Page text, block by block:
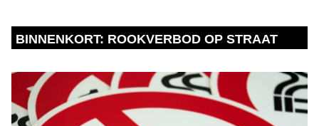
BINNENKORT: ROOKVERBOD OP STRAAT